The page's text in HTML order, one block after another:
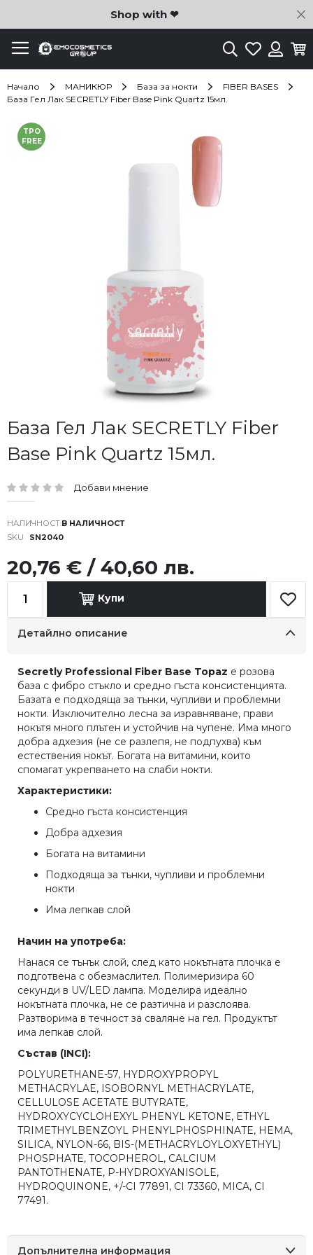
Shop with ❤
ТърсенеЛюбими
Начало МАНИКЮР База за нокти
FIBER BASES
База Гел Лак SECRETLY Fiber Base Pink Quartz 15мл.
База Гел Лак SECRETLY Fiber
Base Pink Quartz 15мл.
рейтинг: Добави мнение
В НАЛИЧНОСТ
SKU
SN2040
20,76 € / 40,60 лв.
Купи
в
TPO
FREE
Преминете
към
края
Преминете
към
началото
на
със
снимки
Детайлно описание
Secretly Professional Fiber Base Topaz e розова
база с фибро стъкло и средно гъста консистенцията.
Базата е подходяща за тънки, чупливи и проблемни
нокти. Изключително лесна за изравняване, прави
нокътя много плътен и устойчив на чупене. Има много
добра адхезия (не се разлепя, не подпухва) към
естествения нокът. Богата на витамини, които
спомагат укрепването на слаби нокти.
Характеристики:
Средно гъста консистенция
Добра адхезия
Богата на витамини
Подходяща за тънки, чупливи и проблемни
нокти
Има лепкав слой
Начин на употреба:
Нанася се тънък слой, след като нокътната плочка е
подготвена с обезмаслител. Полимеризира 60
секунди в UV/LED лампа. Моделира идеално
нокътната плочка, не се разтична и разслоява.
Разтворима в течност за сваляне на гел. Продуктът
има лепкав слой.
Състав (INCI):
POLYURETHANE-57, HYDROXYPROPYL
МETHACRYLAE, ISOBORNYL METHACRYLATE,
CELLULOSE ACETATE BUTYRATE,
HYDROXYCYCLOHEXYL PHENYL KETONE, ETHYL
TRIMETHYLBENZOYL PHENYLPHOSPHINATE, HEMA,
SILICA, NYLON-66, BIS-(METHACRYLOYLOXYETHYL)
PHOSPHATE, TOCOPHEROL, CALCIUM
PANTOTHENATE, P-HYDROXYANISOLE,
HYDROQUINONE, +/-CI 77891, CI 73360, MICA, CI
77491.
Допълнителна информация